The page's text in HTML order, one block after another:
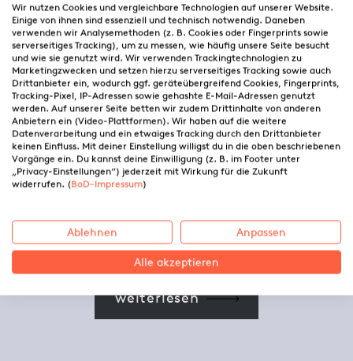
Schreiben ist kein
Talent. Es ist Training.
weiterlesen
Wir nutzen Cookies und vergleichbare Technologien auf unserer Website.
Einige von ihnen sind essenziell und technisch notwendig. Daneben
verwenden wir Analysemethoden (z. B. Cookies oder Fingerprints sowie
serverseitiges Tracking), um zu messen, wie häufig unsere Seite besucht
und wie sie genutzt wird. Wir verwenden Trackingtechnologien zu
Marketingzwecken und setzen hierzu serverseitiges Tracking sowie auch
Drittanbieter ein, wodurch ggf. geräteübergreifend Cookies, Fingerprints,
Tracking-Pixel, IP-Adressen sowie gehashte E-Mail-Adressen genutzt
werden. Auf unserer Seite betten wir zudem Drittinhalte von anderen
Anbietern ein (Video-Plattformen). Wir haben auf die weitere
Datenverarbeitung und ein etwaiges Tracking durch den Drittanbieter
keinen Einfluss. Mit deiner Einstellung willigst du in die oben beschriebenen
Vorgänge ein. Du kannst deine Einwilligung (z. B. im Footer unter
„Privacy-Einstellungen“) jederzeit mit Wirkung für die Zukunft
widerrufen. (BoD-Impressum)
Ablehnen Anpassen
Alle akzeptieren